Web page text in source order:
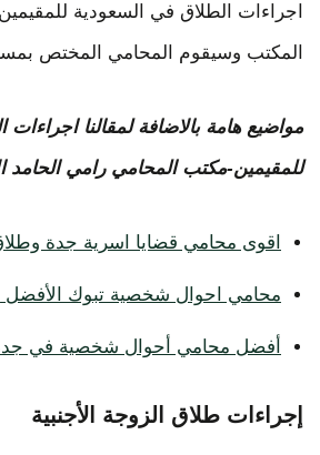
اجراءات الطلاق في السعودية
المكتب وسيقوم المحامي المختص
مواضيع هامة بالاضافة لمقالنا
للمقيمين-مكتب المحامي رامي الحامد
اقوى محامي قضايا اسرية جدة
محامي احوال شخصية تبوك الأفضل
أفضل محامي أحوال شخصية في
إجراءات طلاق الزوجة الأجنبية